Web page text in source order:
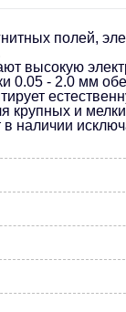
полей,
высокую
- 2.0 мм
и
наличии